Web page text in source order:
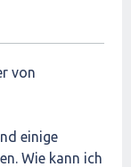
von
einige
Wie kann ich